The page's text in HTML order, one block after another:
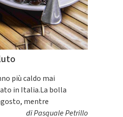
più caldo mai
in Italia.La bolla
mentre
diPasquale Petrillo